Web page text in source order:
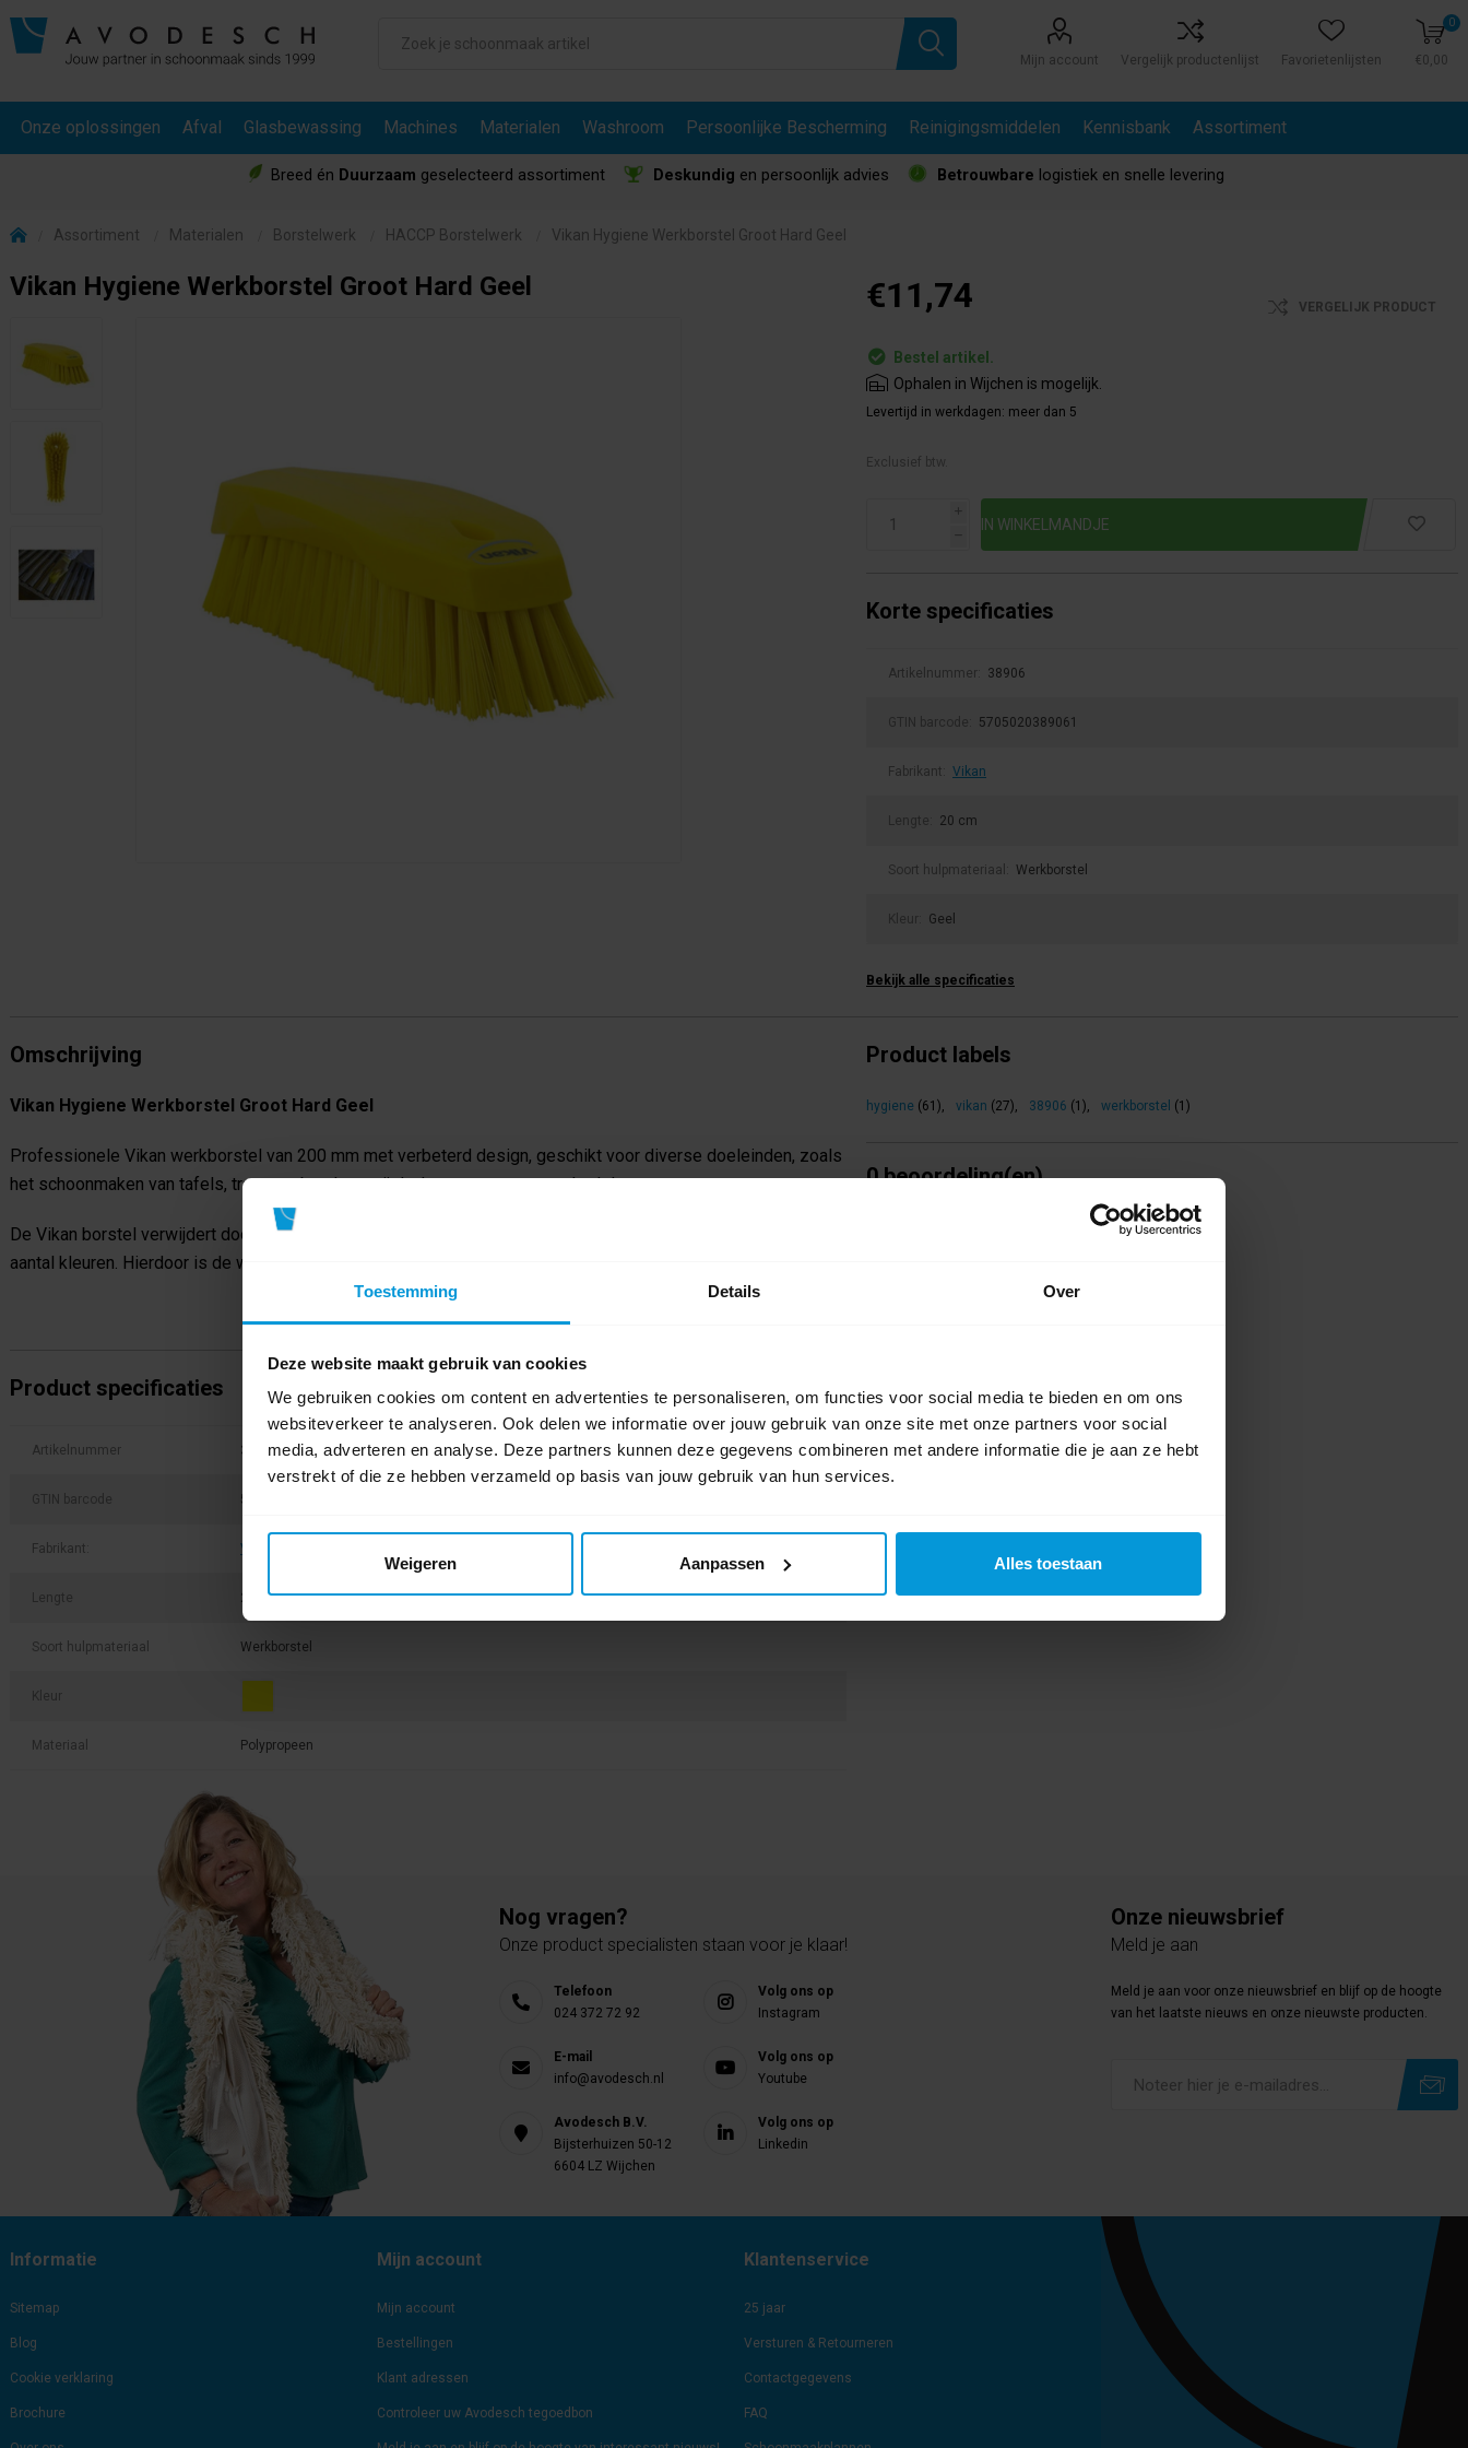
Toestemming Details Over
Deze website maakt gebruik van cookies
We gebruiken cookies om content en advertenties te personaliseren, om functies voor social media te bieden en om ons
websiteverkeer te analyseren. Ook delen we informatie over jouw gebruik van onze site met onze partners voor social
media, adverteren en analyse. Deze partners kunnen deze gegevens combineren met andere informatie die je aan ze hebt
verstrekt of die ze hebben verzameld op basis van jouw gebruik van hun services.
Weigeren Aanpassen Alles toestaan
Mijn account Vergelijk productenlijst Favorietenlijsten
0
€0,00
Onze oplossingen Afval Glasbewassing Machines Materialen Washroom Persoonlijke Bescherming Reinigingsmiddelen Kennisbank Assortiment
Breed én Duurzaam geselecteerd assortiment Deskundig en persoonlijk advies Betrouwbare logistiek en snelle levering
Assortiment Materialen Borstelwerk HACCP Borstelwerk Vikan Hygiene Werkborstel Groot Hard Geel
Vikan Hygiene Werkborstel Groot Hard Geel €11,74 VERGELIJK PRODUCT
Bestel artikel.
Ophalen in Wijchen is mogelijk.
Levertijd in werkdagen: meer dan 5
Exclusief btw.
i
h
Korte specificaties
Artikelnummer: 38906
GTIN barcode: 5705020389061
Fabrikant: Vikan
Lengte: 20 cm
Soort hulpmateriaal: Werkborstel
Kleur: Geel
Bekijk alle specificaties
Omschrijving
Vikan Hygiene Werkborstel Groot Hard Geel
Professionele Vikan werkborstel van 200 mm met verbeterd design, geschikt voor diverse doeleinden, zoals
het schoonmaken van tafels, transportbanden, snijplanken, emmers en onderdelen.
De Vikan borstel verwijdert door zijn harde polyester vezels zelfs hardnekkig vuil en is leverbaar in een ruim
aantal kleuren. Hierdoor is de werkborstel geschikt voor kleurcodering.
Product specificaties
Artikelnummer 38906
GTIN barcode 5705020389061
Fabrikant: Vikan
Lengte 20 cm
Soort hulpmateriaal Werkborstel
Kleur
Materiaal Polypropeen
Product labels
hygiene (61), vikan (27), 38906 (1), werkborstel (1)
0 beoordeling(en)
Schrijf als eerste voor dit product een beoordeling
Nog vragen?
Onze product specialisten staan voor je klaar!
Telefoon
024 372 72 92
E-mail
info@avodesch.nl
Avodesch B.V.
Bijsterhuizen 50-12
6604 LZ Wijchen
Volg ons op
Instagram
Volg ons op
Youtube
Volg ons op
Linkedin
Onze nieuwsbrief
Meld je aan
Meld je aan voor onze nieuwsbrief en blijf op de hoogte
van het laatste nieuws en onze nieuwste producten.
Informatie
Sitemap
Blog
Cookie verklaring
Brochure
Mijn account
Mijn account
Bestellingen
Klant adressen
Controleer uw Avodesch tegoedbon
Klantenservice
25 jaar
Versturen & Retourneren
Contactgegevens
FAQ